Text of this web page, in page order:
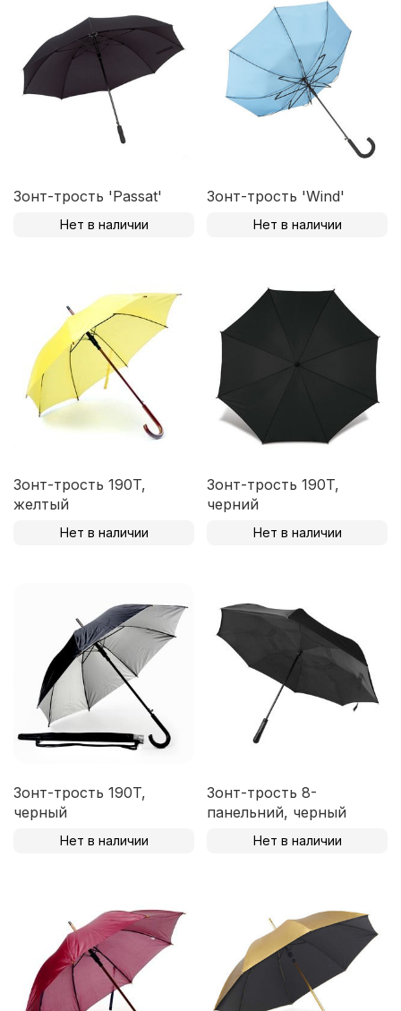
Зонт-трость 'Passat'
Нет в наличии
Зонт-трость 'Wind'
Нет в наличии
Зонт-трость 190T,
желтый
Нет в наличии
Зонт-трость 190T,
черний
Нет в наличии
Зонт-трость 190T,
черный
Нет в наличии
Зонт-трость 8-
панельний, черный
Нет в наличии